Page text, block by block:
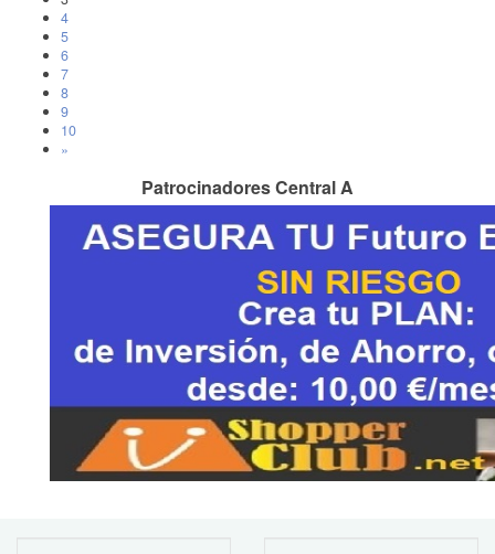
4
5
6
7
8
9
10
»
Patrocinadores Central A